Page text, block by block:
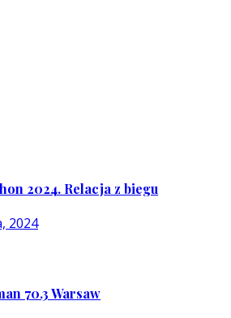
2024. Relacja z biegu
2024
70.3 Warsaw